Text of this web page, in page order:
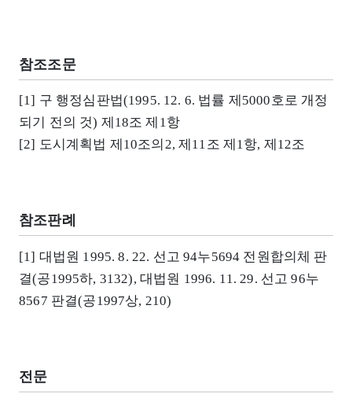
참조조문
[1] 구 행정심판법(1995. 12. 6. 법률 제5000호로 개정
되기 전의 것) 제18조 제1항
[2] 도시계획법 제10조의2, 제11조 제1항, 제12조
참조판례
[1] 대법원 1995. 8. 22. 선고 94누5694 전원합의체 판
결(공1995하, 3132), 대법원 1996. 11. 29. 선고 96누
8567 판결(공1997상, 210)
전문